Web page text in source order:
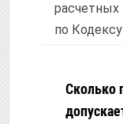
расчетных
по
Сколько